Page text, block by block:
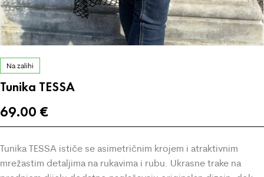
Na zalihi
Tunika TESSA
69.00€
Tunika TESSA ističe se asimetričnim krojem i atraktivnim
mrežastim detaljima na rukavima i rubu. Ukrasne trake na